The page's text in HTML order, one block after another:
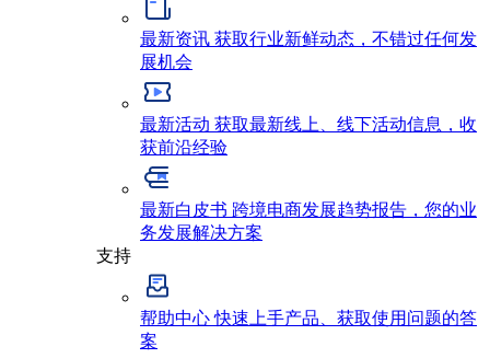
最新资讯 获取行业新鲜动态，不错过任何发
展机会
最新活动 获取最新线上、线下活动信息，收
获前沿经验
最新白皮书 跨境电商发展趋势报告，您的业
务发展解决方案
支持
帮助中心快速上手产品、获取使用问题的答
案